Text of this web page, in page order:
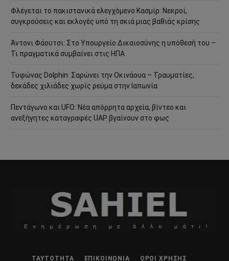
Φλέγεται το πακιστανικά ελεγχόμενο Κασμίρ: Νεκροί,
συγκρούσεις και εκλογές υπό τη σκιά μιας βαθιάς κρίσης
Άντονι Φάουτσι: Στο Υπουργείο Δικαιοσύνης η υπόθεσή του –
Τι πραγματικά συμβαίνει στις ΗΠΑ
Τυφώνας Dolphin: Σαρώνει την Οκινάουα – Τραυματίες,
δεκάδες χιλιάδες χωρίς ρεύμα στην Ιαπωνία
Πεντάγωνο και UFO: Νέα απόρρητα αρχεία, βίντεο και
ανεξήγητες καταγραφές UAP βγαίνουν στο φως
ΤΑΥΤΌΤΗΤΑ ΕΠΙΚΟΙΝΩΝΊΑ ΌΡΟΙ ΧΡΉΣΗΣ